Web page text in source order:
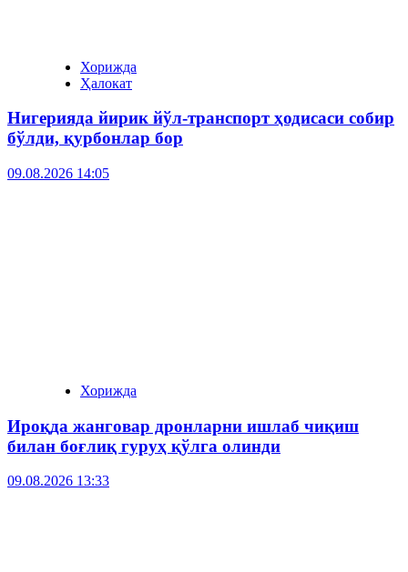
Хорижда
Ҳалокат
Нигерияда йирик йўл-транспорт ҳодисаси собир
бўлди, қурбонлар бор
09.08.2026 14:05
Хорижда
Ироқда жанговар дронларни ишлаб чиқиш
билан боғлиқ гуруҳ қўлга олинди
09.08.2026 13:33